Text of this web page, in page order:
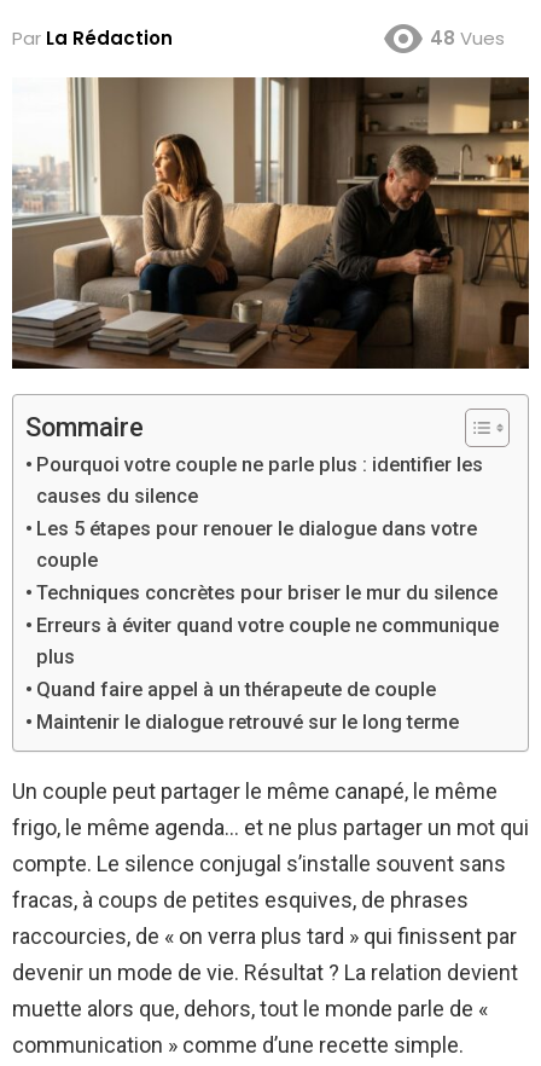
Par La Rédaction 48 Vues
Sommaire
Pourquoi votre couple ne parle plus : identifier les
causes du silence
Les 5 étapes pour renouer le dialogue dans votre
couple
Techniques concrètes pour briser le mur du silence
Erreurs à éviter quand votre couple ne communique
plus
Quand faire appel à un thérapeute de couple
Maintenir le dialogue retrouvé sur le long terme
Un couple peut partager le même canapé, le même
frigo, le même agenda… et ne plus partager un mot qui
compte. Le silence conjugal s’installe souvent sans
fracas, à coups de petites esquives, de phrases
raccourcies, de « on verra plus tard » qui finissent par
devenir un mode de vie. Résultat ? La relation devient
muette alors que, dehors, tout le monde parle de «
communication » comme d’une recette simple.